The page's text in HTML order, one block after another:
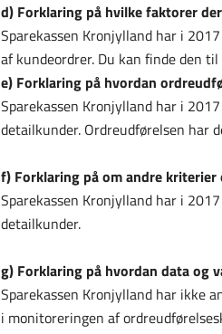
d) Forklaring på hvilke faktorer
Sparekassen Kronjylland har i
af kundeordrer. Du kan finde den
e) Forklaring på hvordan
Sparekassen Kronjylland har i
detailkunder. Ordreudførelsen har
f) Forklaring på om andre
Sparekassen Kronjylland har i
detailkunder.
g) Forklaring på hvordan data og
Sparekassen Kronjylland har ikke
i monitoreringen af